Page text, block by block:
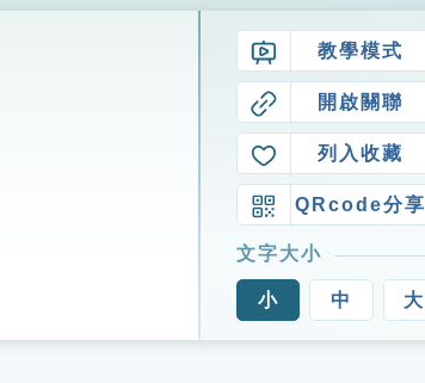
教學模式
開啟關聯
列入收藏
QRcode分享
文字大小
小 中 大